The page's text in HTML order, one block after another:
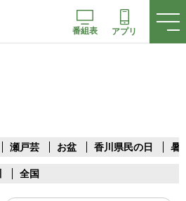
番組表 アプリ
瀬戸芸 お盆 香川県民の日 暑
全国